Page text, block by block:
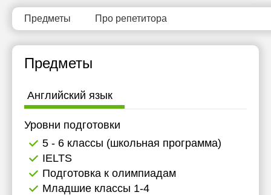
Предметы Про репетитора
Предметы
Английский язык
Уровни подготовки
5 - 6 классы (школьная программа)
IELTS
Подготовка к олимпиадам
Младшие классы 1-4
17:30
18:00
19:00
19:30
20:00
20:30